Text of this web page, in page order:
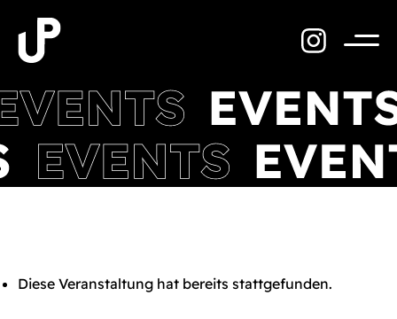
Inhalt
springen
Diese Veranstaltung hat bereits stattgefunden.